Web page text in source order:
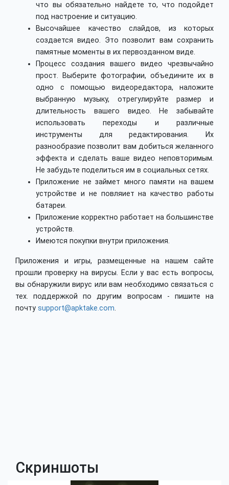
что вы обязательно найдете то, что подойдет
под настроение и ситуацию.
Высочайшее качество слайдов, из которых
создается видео. Это позволит вам сохранить
памятные моменты в их первозданном виде.
Процесс создания вашего видео чрезвычайно
прост. Выберите фотографии, объедините их в
одно с помощью видеоредактора, наложите
выбранную музыку, отрегулируйте размер и
длительность вашего видео. Не забывайте
использовать переходы и различные
инструменты для редактирования. Их
разнообразие позволит вам добиться желанного
эффекта и сделать ваше видео неповторимым.
Не забудьте поделиться им в социальных сетях.
Приложение не займет много памяти на вашем
устройстве и не повляиет на качество работы
батареи.
Приложение корректно работает на большинстве
устройств.
Имеются покупки внутри приложения.
Приложения и игры, размещенные на нашем сайте
прошли проверку на вирусы. Если у вас есть вопросы,
вы обнаружили вирус или вам необходимо связаться с
тех. поддержкой по другим вопросам - пишите на
почту support@apktake.com.
Скриншоты